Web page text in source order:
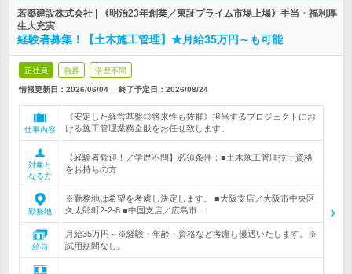
若築建設株式会社 | 《明治23年創業／東証プライム市場上場》手当・福利厚
生大充実
経験者募集！【土木施工管理】★月給35万円～も可能
正社員 急募 学歴不問
情報更新日：2026/06/04 終了予定日： 2026/08/24
仕事内容
《安定した経営基盤◎将来性も抜群》担当するプロジェクトにお
ける施工管理業務全般をお任せ致します。
対象と
なる方
【経験者歓迎！／学歴不問】必須条件：■土木施工管理技士資格
をお持ちの方
勤務地
※勤務地は希望を考慮し決定します。 ■大阪支店／大阪市中央区
久太郎町2-2-8 ■中国支店／広島市…
給与
月給35万円～※経験・年齢・資格など考慮し優遇いたします。※
試用期間なし。